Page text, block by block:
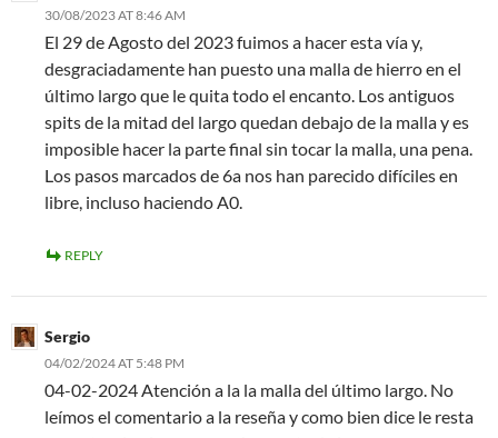
30/08/2023 AT 8:46 AM
El 29 de Agosto del 2023 fuimos a hacer esta vía y,
desgraciadamente han puesto una malla de hierro en el
último largo que le quita todo el encanto. Los antiguos
spits de la mitad del largo quedan debajo de la malla y es
imposible hacer la parte final sin tocar la malla, una pena.
Los pasos marcados de 6a nos han parecido difíciles en
libre, incluso haciendo A0.
REPLY
Sergio
04/02/2024 AT 5:48 PM
04-02-2024 Atención a la la malla del último largo. No
leímos el comentario a la reseña y como bien dice le resta